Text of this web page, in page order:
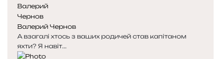
Валерий Чернов
А взагалі хтось з ваших родичей став капітаном
яхти? Я навіт...